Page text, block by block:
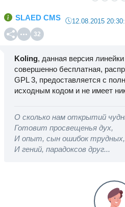
SLAED CMS 12.08.2015
32
Koling, данная версия
совершенно бесплатная,
GPL 3, предоставляется с
исходным кодом и не имеет
О сколько нам открытий
Готовит просвещенья дух,
И опыт, сын ошибок трудных,
И гений, парадоксов друг...